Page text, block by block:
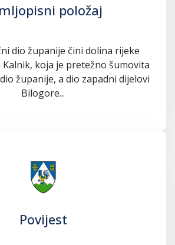
položaj
dio županije čini dolina rijeke
Kalnik, koja je pretežno šumovita
županije, a dio zapadni dijelovi
Bilogore...
Povijest